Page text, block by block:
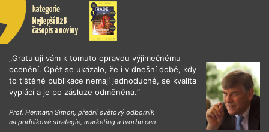
„Gratuluji vám k tomuto opravdu výjimečnému
ocenění. Opět se ukázalo, že i v dnešní době, kdy
to tištěné publikace nemají jednoduché, se kvalita
vyplácí a je po zásluze odměněna.“
Prof. Hermann Simon, přední světový odborník
na podnikové strategie, marketing a tvorbu cen